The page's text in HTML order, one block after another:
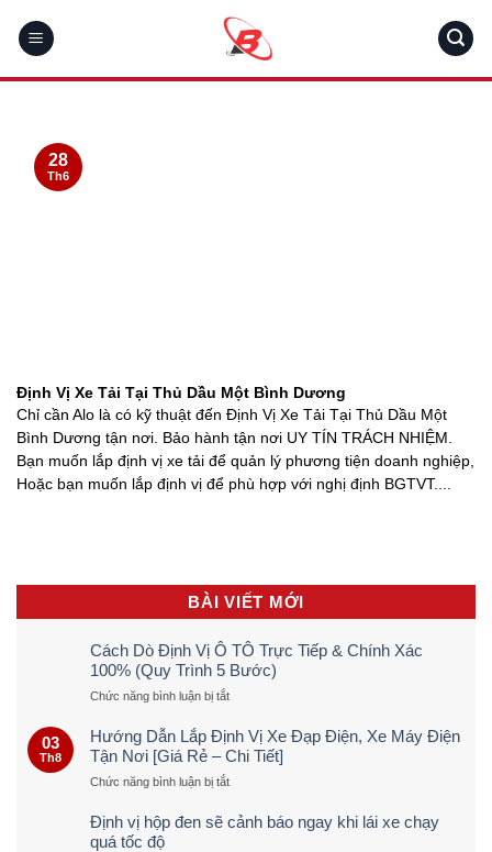
Định Vị Xe Tải Tại Thủ Dầu Một Bình Dương
Chỉ cần Alo là có kỹ thuật đến Định Vị Xe Tải Tại Thủ Dầu Một
Bình Dương tận nơi. Bảo hành tận nơi UY TÍN TRÁCH NHIỆM.
Bạn muốn lắp định vị xe tải để quản lý phương tiện doanh nghiệp,
Hoặc bạn muốn lắp định vị để phù hợp với nghị định BGTVT....
28
Th6
BÀI VIẾT MỚI
Cách Dò Định Vị Ô TÔ Trực Tiếp & Chính Xác
100% (Quy Trình 5 Bước)
Chức năng bình luận bị tắtở
Dò
Định
Vị
Ô
Trực
03
Th8
Hướng Dẫn Lắp Định Vị Xe Đạp Điện, Xe Máy Điện
Tận Nơi [Giá Rẻ – Chi Tiết]
Chức năng bình luận bị tắtở
Dẫn
Định vị hộp đen sẽ cảnh báo ngay khi lái xe chạy
quá tốc độ